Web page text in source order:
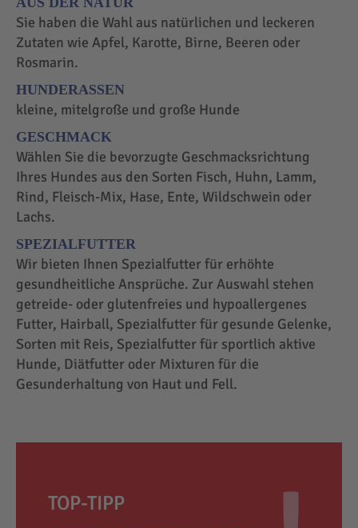
Sie haben die Wahl aus natürlichen und leckeren
Zutaten wie Apfel, Karotte, Birne, Beeren oder
Rosmarin.
HUNDERASSEN
kleine, mitelgroße und große Hunde
GESCHMACK
Wählen Sie die bevorzugte Geschmacksrichtung
Ihres Hundes aus den Sorten Fisch, Huhn, Lamm,
Rind, Fleisch-Mix, Hase, Ente, Wildschwein oder
Lachs.
SPEZIALFUTTER
Wir bieten Ihnen Spezialfutter für erhöhte
gesundheitliche Ansprüche. Zur Auswahl stehen
getreide- oder glutenfreies und hypoallergenes
Futter, Hairball, Spezialfutter für gesunde Gelenke,
Sorten mit Reis, Spezialfutter für sportlich aktive
Hunde, Diätfutter oder Mixturen für die
Gesunderhaltung von Haut und Fell.
TOP-TIPP